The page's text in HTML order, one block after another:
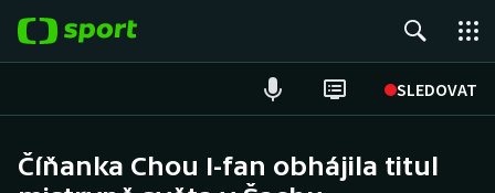
SLEDOVAT
Číňanka Chou I-fan obhájila titul